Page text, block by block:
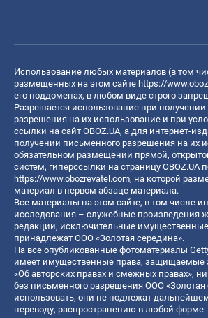
Использование любых материалов (в том
размещенных на этом сайте https://
его поддоменах, в любом виде строго
Разрешается использование при
разрешения на их использование и при
ссылки на сайт OBOZ.UA, а для интернет-
получении письменного разрешения на их
обязательном размещении прямой,
систем, гиперссылки на страницу OBOZ.UA
https://www.obozrevatel.com, на которой
материал в первом абзаце материала.
Все материалы на этом сайте, в том числе
исследования – служебные произведения
редакции, исключительные
принадлежат ООО «Золотая середина».
На все опубликованные фотоматериалы
имеет имущественные права, защищаемые
«Об авторских правах и смежных правах»,
без письменного разрешения ООО «Золотая
использовать, они не подлежат
переводу, распространению в любой форме.